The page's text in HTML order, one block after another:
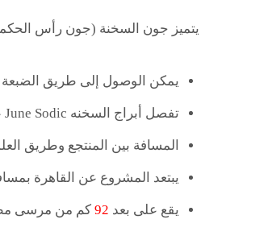
يتميز جون السخنة (جون رأس الحكمة)
يمكن الوصول إلى طريق الضبعة
تفصل أبراج السخنه June Sodic عن منطقة سيدي عبد الرحمن الشهيرة مسافة
المسافة بين المنتجع وطريق
يبتعد المشروع عن القاهرة
يقع على بعد 92 كم من مرسى